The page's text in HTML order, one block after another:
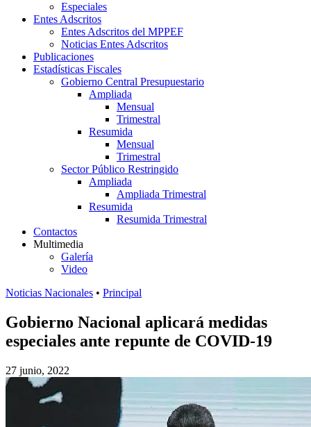
Especiales
Entes Adscritos
Entes Adscritos del MPPEF
Noticias Entes Adscritos
Publicaciones
Estadísticas Fiscales
Gobierno Central Presupuestario
Ampliada
Mensual
Trimestral
Resumida
Mensual
Trimestral
Sector Público Restringido
Ampliada
Ampliada Trimestral
Resumida
Resumida Trimestral
Contactos
Multimedia
Galería
Video
Noticias Nacionales • Principal
Gobierno Nacional aplicará medidas
especiales ante repunte de COVID-19
27 junio, 2022